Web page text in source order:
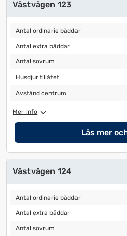
Västvägen 123
Antal ordinarie bäddar
Antal ordinarie bäddar
Antal extra bäddar
Antal extra bäddar
Antal sovrum
Antal sovrum
Husdjur tillåtet
Husdjur tillåtet
Avstånd centrum
Avstånd centrum
Mer info
Läs mer
Västvägen 124
Antal ordinarie bäddar
Antal ordinarie bäddar
Antal extra bäddar
Antal extra bäddar
Antal sovrum
Antal sovrum